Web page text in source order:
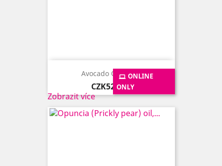
ONLINE
ONLY
Avocado Oil, 50ml
Price
CZK525.00
Zobrazit více